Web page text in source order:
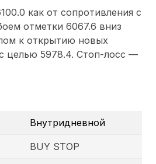
как от сопротивления с
отметки 6067.6 вниз
к открытию новых
целью 5978.4. Стоп-лосс —
Внутридневной
BUY STOP